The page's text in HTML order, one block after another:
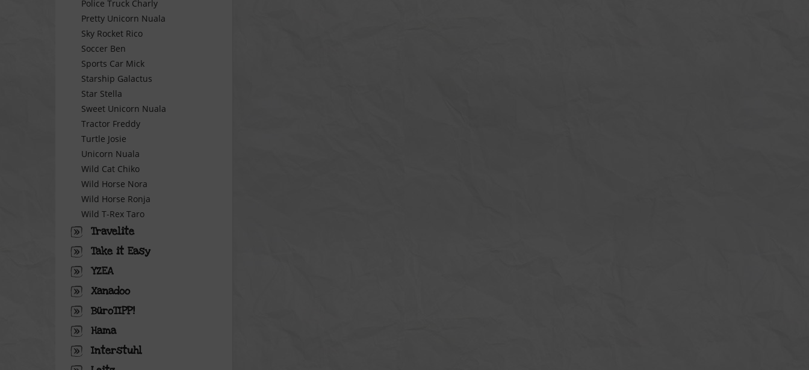
Police Truck Charly
Pretty Unicorn Nuala
Sky Rocket Rico
Soccer Ben
Sports Car Mick
Starship Galactus
Star Stella
Sweet Unicorn Nuala
Tractor Freddy
Turtle Josie
Unicorn Nuala
Wild Cat Chiko
Wild Horse Nora
Wild Horse Ronja
Wild T-Rex Taro
Travelite
Take it Easy
YZEA
Xanadoo
BüroTIPP!
Hama
Interstuhl